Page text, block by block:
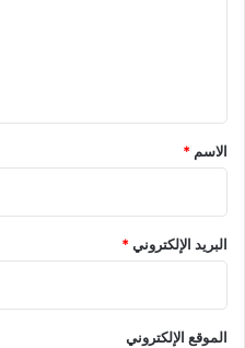
*
الاسم *
البريد الإلكتروني*
الموقع الإلكتروني